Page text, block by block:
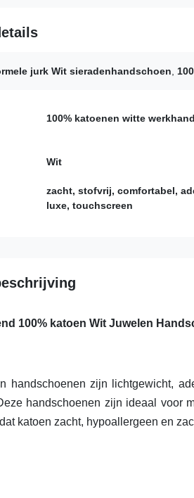
jurk Wit sieradenhandschoen
100% katoenen witte
Wit
zacht, stofvrij, comfortabel,
luxe, touchscreen
100% katoen Wit Juwelen
handschoenen zijn lichtgewicht,
handschoenen zijn ideaal voor
katoen zacht, hypoallergeen en